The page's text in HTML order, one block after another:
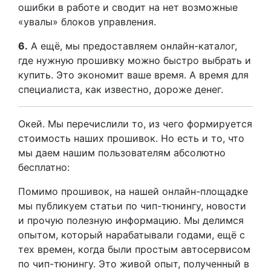
ошибки в работе и сводит на нет возможные
«увалы» блоков управления.
6. А ещё, мы предоставляем онлайн-каталог,
где нужную прошивку можно быстро выбрать и
купить. Это экономит ваше время. А время для
специалиста, как известно, дороже денег.
Окей. Мы перечислили то, из чего формируется
стоимость наших прошивок. Но есть и то, что
мы даем нашим пользователям абсолютно
бесплатно:
Помимо прошивок, на нашей онлайн-площадке
мы публикуем статьи по чип-тюнингу, новости
и прочую полезную информацию. Мы делимся
опытом, который нарабатывали годами, ещё с
тех времен, когда были простым автосервисом
по чип-тюнингу. Это живой опыт, полученный в